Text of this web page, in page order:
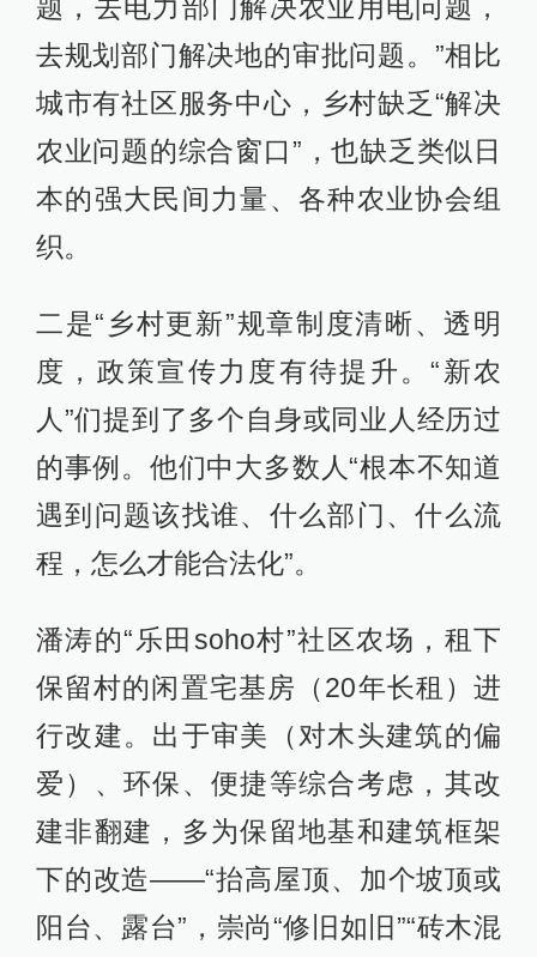
题，去电力部门解决农业用电问题，
去规划部门解决地的审批问题。”相比
城市有社区服务中心，乡村缺乏“解决
农业问题的综合窗口”，也缺乏类似日
本的强大民间力量、各种农业协会组
织。
二是“乡村更新”规章制度清晰、透明
度，政策宣传力度有待提升。“新农
人”们提到了多个自身或同业人经历过
的事例。他们中大多数人“根本不知道
遇到问题该找谁、什么部门、什么流
程，怎么才能合法化”。
潘涛的“乐田soho村”社区农场，租下
保留村的闲置宅基房（20年长租）进
行改建。出于审美（对木头建筑的偏
爱）、环保、便捷等综合考虑，其改
建非翻建，多为保留地基和建筑框架
下的改造——“抬高屋顶、加个坡顶或
阳台、露台”，崇尚“修旧如旧”“砖木混